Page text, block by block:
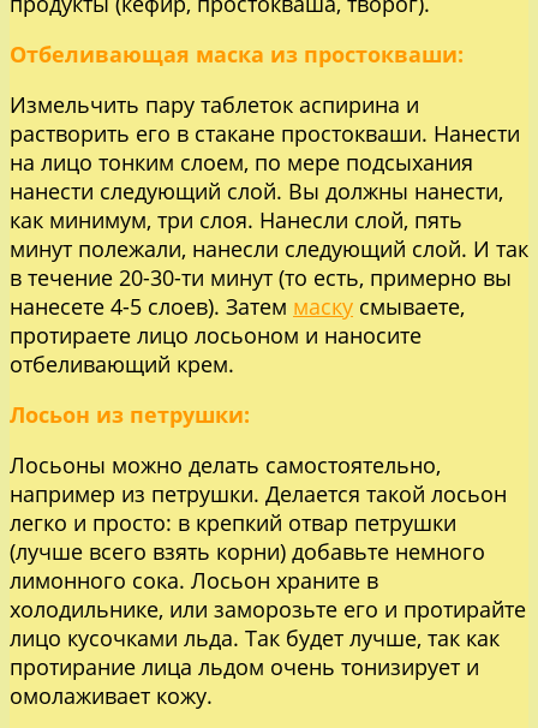
Отбеливающая маска из простокваши:
Измельчить пару таблеток аспирина и
растворить его в стакане простокваши. Нанести
на лицо тонким слоем, по мере подсыхания
нанести следующий слой. Вы должны нанести,
как минимум, три слоя. Нанесли слой, пять
минут полежали, нанесли следующий слой. И так
в течение 20-30-ти минут (то есть, примерно вы
нанесете 4-5 слоев). Затем маску смываете,
протираете лицо лосьоном и наносите
отбеливающий крем.
Лосьон из петрушки:
Лосьоны можно делать самостоятельно,
например из петрушки. Делается такой лосьон
легко и просто: в крепкий отвар петрушки
(лучше всего взять корни) добавьте немного
лимонного сока. Лосьон храните в
холодильнике, или заморозьте его и протирайте
лицо кусочками льда. Так будет лучше, так как
протирание лица льдом очень тонизирует и
омолаживает кожу.